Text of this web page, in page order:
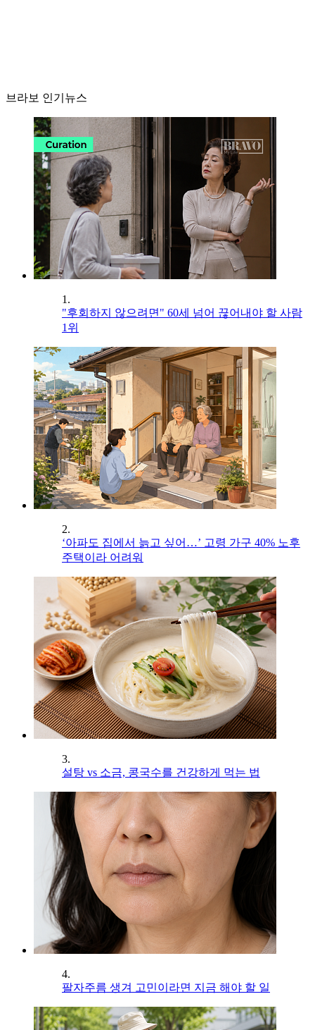
브라보 인기뉴스
1.
"후회하지 않으려면" 60세 넘어 끊어내야 할 사람
1위
2.
‘아파도 집에서 늙고 싶어…’ 고령 가구 40% 노후
주택이라 어려워
3.
설탕 vs 소금, 콩국수를 건강하게 먹는 법
4.
팔자주름 생겨 고민이라면 지금 해야 할 일